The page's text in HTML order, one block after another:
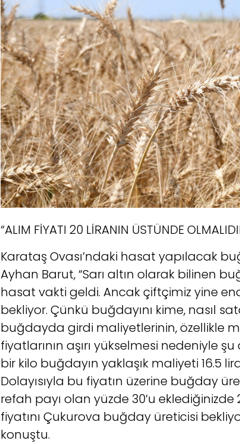
“ALIM FİYATI 20 LİRANIN ÜSTÜNDE
Karataş Ovası’ndaki hasat yapılacak
Ayhan Barut, “Sarı altın olarak bilinen
hasat vakti geldi. Ancak çiftçimiz yine
bekliyor. Çünkü buğdayını kime, nasıl
buğdayda girdi maliyetlerinin, özellikle
fiyatlarının aşırı yükselmesi nedeniyle
bir kilo buğdayın yaklaşık maliyeti 16.5
Dolayısıyla bu fiyatın üzerine buğday
refah payı olan yüzde 30’u eklediğinizde
fiyatını Çukurova buğday üreticisi
konuştu.